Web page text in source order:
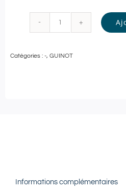
Guinot
90
Catégories : -, GUINOT
Informations complémentaires